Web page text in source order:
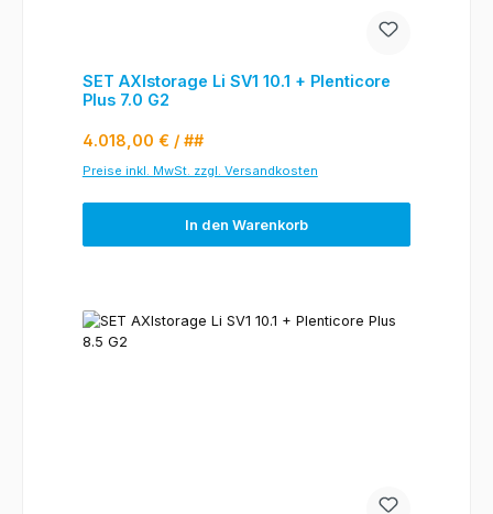
SET AXIstorage Li SV1 10.1 + Plenticore
Plus 7.0 G2
Regulärer Preis:
4.018,00 € / ##
Preise inkl. MwSt. zzgl. Versandkosten
In den Warenkorb